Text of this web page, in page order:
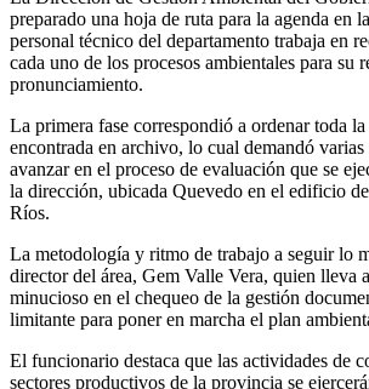
preparado una hoja de ruta para la agenda en
personal técnico del departamento trabaja en
cada uno de los procesos ambientales para su
pronunciamiento.
La primera fase correspondió a ordenar toda
encontrada en archivo, lo cual demandó
avanzar en el proceso de evaluación que se
la dirección, ubicada Quevedo en el edificio
Ríos.
La metodología y ritmo de trabajo a seguir lo
director del área, Gem Valle Vera, quien lleva
minucioso en el chequeo de la gestión
limitante para poner en marcha el plan
El funcionario destaca que las actividades de
sectores productivos de la provincia se